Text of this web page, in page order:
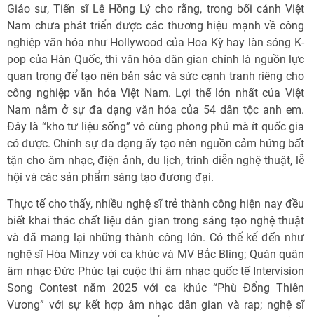
Giáo sư, Tiến sĩ Lê Hồng Lý cho rằng, trong bối cảnh Việt
Nam chưa phát triển được các thương hiệu mạnh về công
nghiệp văn hóa như Hollywood của Hoa Kỳ hay làn sóng K-
pop của Hàn Quốc, thì văn hóa dân gian chính là nguồn lực
quan trọng để tạo nên bản sắc và sức cạnh tranh riêng cho
công nghiệp văn hóa Việt Nam. Lợi thế lớn nhất của Việt
Nam nằm ở sự đa dạng văn hóa của 54 dân tộc anh em.
Đây là “kho tư liệu sống” vô cùng phong phú mà ít quốc gia
có được. Chính sự đa dạng ấy tạo nên nguồn cảm hứng bất
tận cho âm nhạc, điện ảnh, du lịch, trình diễn nghệ thuật, lễ
hội và các sản phẩm sáng tạo đương đại.
Thực tế cho thấy, nhiều nghệ sĩ trẻ thành công hiện nay đều
biết khai thác chất liệu dân gian trong sáng tạo nghệ thuật
và đã mang lại những thành công lớn. Có thể kể đến như
nghệ sĩ Hòa Minzy với ca khúc và MV Bắc Bling; Quán quân
âm nhạc Đức Phúc tại cuộc thi âm nhạc quốc tế Intervision
Song Contest năm 2025 với ca khúc “Phù Đổng Thiên
Vương” với sự kết hợp âm nhạc dân gian và rap; nghệ sĩ